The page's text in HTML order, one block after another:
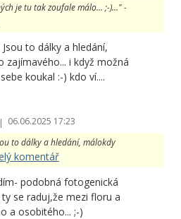
je tu tak zoufale málo... ;-)..." -
to dálky a hledání,
zajímavého... i když možná
koukal :-) kdo ví....
| 06.06.2025 17:23
to dálky a hledání, málokdy
komentář
podobná fotogenická
se raduj,že mezi floru a
a osobitého... ;-)